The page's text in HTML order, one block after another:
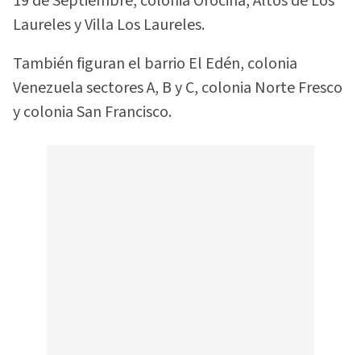
Laureles y Villa Los Laureles.
También figuran el barrio El Edén, colonia
Venezuela sectores A, B y C, colonia Norte Fresco
y colonia San Francisco.